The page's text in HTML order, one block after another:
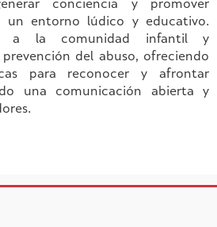
conciencia y promover
un entorno lúdico y educativo.
a la comunidad infantil y
del abuso, ofreciendo
para reconocer y afrontar
una comunicación abierta y